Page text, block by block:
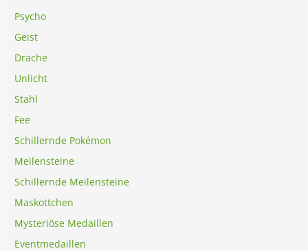
Psycho
Geist
Drache
Unlicht
Stahl
Fee
Schillernde Pokémon
Meilensteine
Schillernde Meilensteine
Maskottchen
Mysteriöse Medaillen
Eventmedaillen